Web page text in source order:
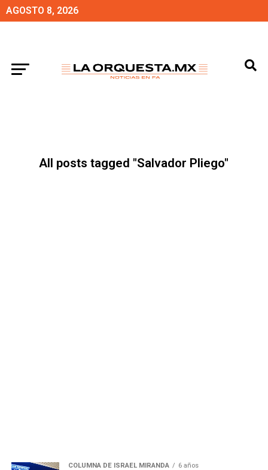
AGOSTO 8, 2026
All posts tagged "Salvador Pliego"
COLUMNA DE ISRAEL MIRANDA 6 años